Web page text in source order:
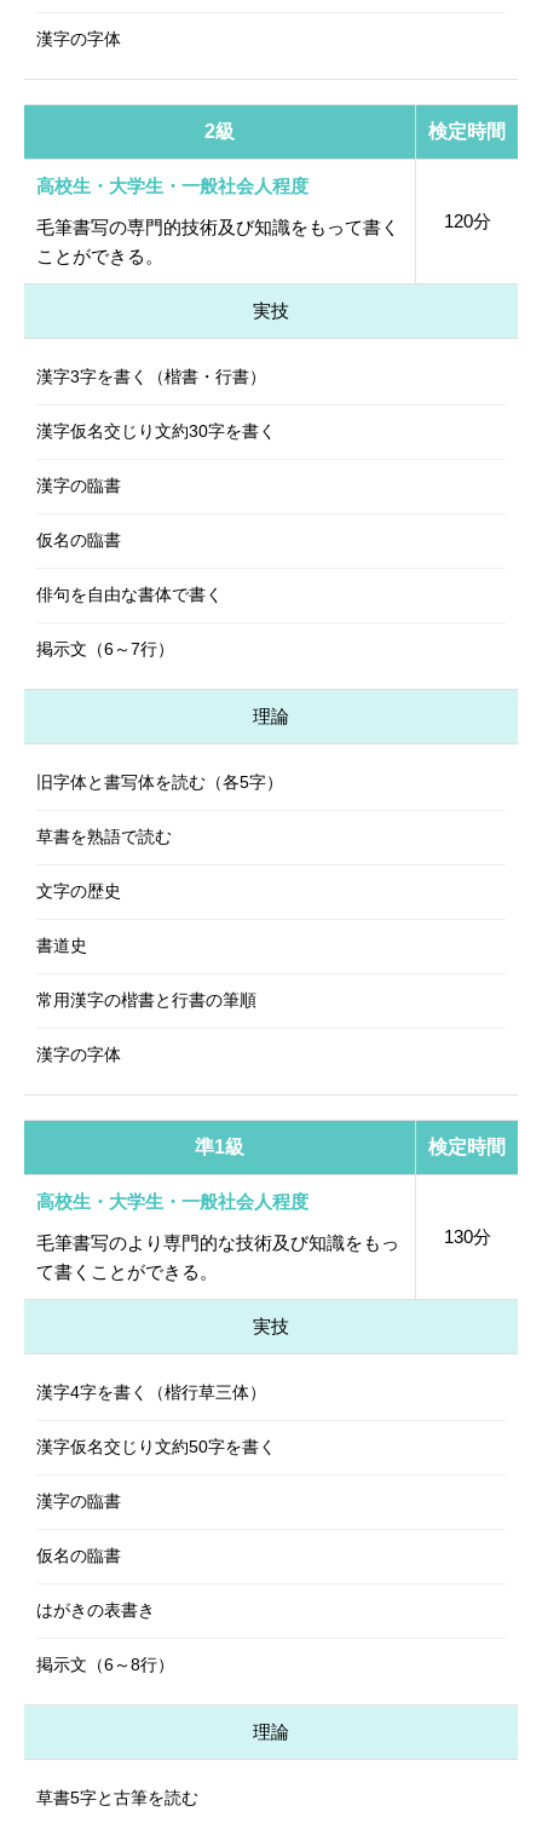
漢字の字体
2級 検定時間
高校生・大学生・一般社会人程度
毛筆書写の専門的技術及び知識をもって書く
ことができる。
120分
実技
漢字3字を書く（楷書・行書）
漢字仮名交じり文約30字を書く
漢字の臨書
仮名の臨書
俳句を自由な書体で書く
掲示文（6～7行）
理論
旧字体と書写体を読む（各5字）
草書を熟語で読む
文字の歴史
書道史
常用漢字の楷書と行書の筆順
漢字の字体
準1級 検定時間
高校生・大学生・一般社会人程度
毛筆書写のより専門的な技術及び知識をもっ
て書くことができる。
130分
実技
漢字4字を書く（楷行草三体）
漢字仮名交じり文約50字を書く
漢字の臨書
仮名の臨書
はがきの表書き
掲示文（6～8行）
理論
草書5字と古筆を読む